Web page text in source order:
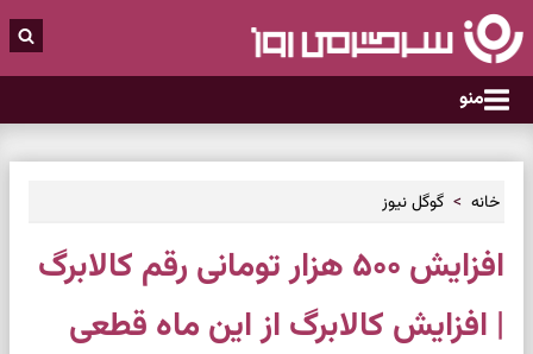
منو
خانه گوگل نیوز
افزایش ۵۰۰ هزار تومانی رقم کالابرگ
| افزایش کالابرگ از این ماه قطعی